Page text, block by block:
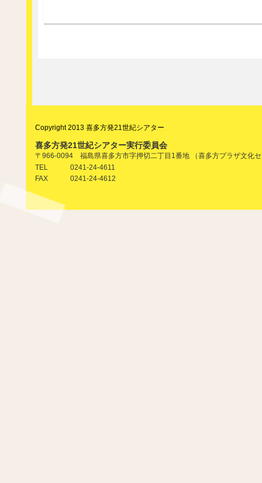
Copyright 2013 喜多方発21世紀シアター
喜多方発21世紀シアター実行委員会
〒966-0094 福島県喜多方市字押切二丁目1番地 （喜多方プラザ文化
TEL
0241-24-4611
FAX
0241-24-4612